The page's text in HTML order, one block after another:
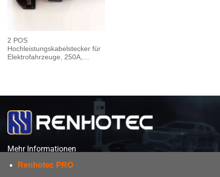
2 POS
Hochleistungskabelstecker für
Elektrofahrzeuge, 250A,
Mehr Informationen
Renhotec PRO